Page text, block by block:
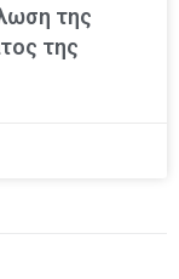
της
της